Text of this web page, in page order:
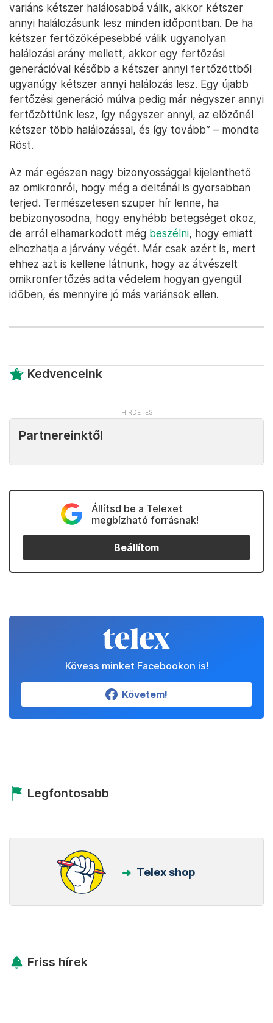
variáns kétszer halálosabbá válik, akkor kétszer
annyi halálozásunk lesz minden időpontban. De ha
kétszer fertőzőképesebbé válik ugyanolyan
halálozási arány mellett, akkor egy fertőzési
generációval később a kétszer annyi fertőzöttből
ugyanúgy kétszer annyi halálozás lesz. Egy újabb
fertőzési generáció múlva pedig már négyszer annyi
fertőzöttünk lesz, így négyszer annyi, az előzőnél
kétszer több halálozással, és így tovább” – mondta
Röst.
Az már egészen nagy bizonyossággal kijelenthető
az omikronról, hogy még a deltánál is gyorsabban
terjed. Természetesen szuper hír lenne, ha
bebizonyosodna, hogy enyhébb betegséget okoz,
de arról elhamarkodott még beszélni, hogy emiatt
elhozhatja a járvány végét. Már csak azért is, mert
ehhez azt is kellene látnunk, hogy az átvészelt
omikronfertőzés adta védelem hogyan gyengül
időben, és mennyire jó más variánsok ellen.
Kedvenceink
Partnereinktől
Állítsd be a Telexet
megbízható forrásnak!
Beállítom
Kövess minket Facebookon is!
Követem!
Legfontosabb
Telex shop
Friss hírek